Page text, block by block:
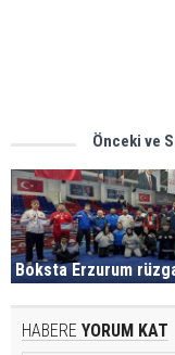
Önceki ve
Boksta Erzurum
HABERE YORUM KAT